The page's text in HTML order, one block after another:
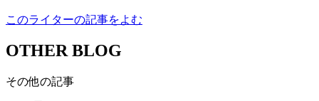
このライターの記事をよむ
OTHER BLOG
その他の記事